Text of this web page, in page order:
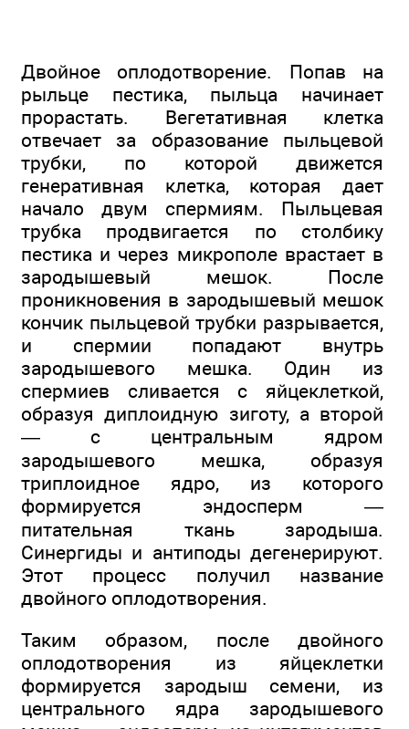
Двойное оплодотворение. Попав на
рыльце пестика, пыльца начинает
прорастать. Вегетативная клетка
отвечает за образование пыльцевой
трубки, по которой движется
генеративная клетка, которая дает
начало двум спермиям. Пыльцевая
трубка продвигается по столбику
пестика и через микрополе врастает в
зародышевый мешок. После
проникновения в зародышевый мешок
кончик пыльцевой трубки разрывается,
и спермии попадают внутрь
зародышевого мешка. Один из
спермиев сливается с яйцеклеткой,
образуя диплоидную зиготу, а второй
— с центральным ядром
зародышевого мешка, образуя
триплоидное ядро, из которого
формируется эндосперм —
питательная ткань зародыша.
Синергиды и антиподы дегенерируют.
Этот процесс получил название
двойного оплодотворения.
Таким образом, после двойного
оплодотворения из яйцеклетки
формируется зародыш семени, из
центрального ядра зародышевого